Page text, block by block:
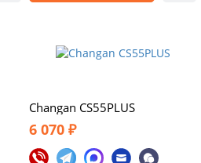
Changan CS55PLUS
6 070 ₽